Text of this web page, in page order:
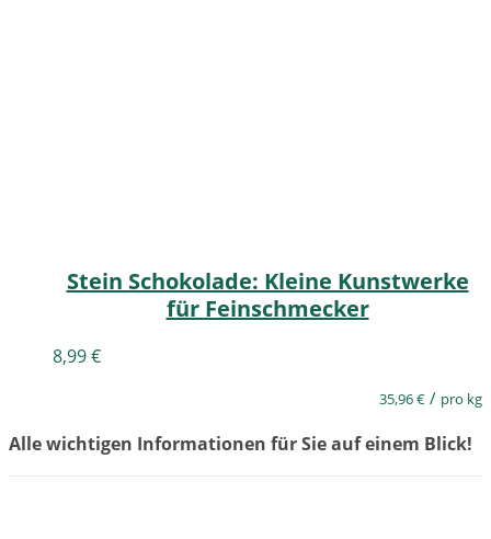
Stein Schokolade: Kleine Kunstwerke
für Feinschmecker
8,99€
35,96€ / pro kg
Alle wichtigen Informationen für Sie auf einem Blick!